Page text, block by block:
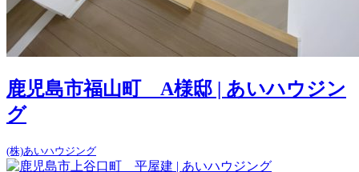
鹿児島市福山町 A様邸 | あいハウジン
グ
(株)あいハウジング